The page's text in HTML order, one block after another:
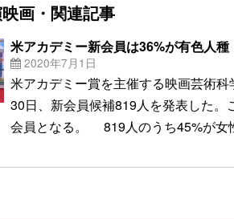
画・関連記事
米アカデミー新会員は36%が有色人種
2020年7月1日
米アカデミー賞を主催する映画芸術
30日、新会員候補819人を発表した。
会員となる。 819人のうち45%が女